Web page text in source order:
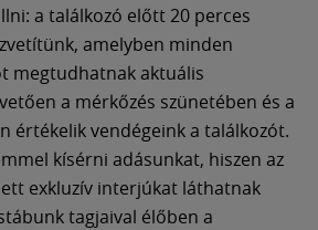
a találkozó előtt 20 perces
amelyben minden
megtudhatnak aktuális
a mérkőzés szünetében és a
értékelik vendégeink a találkozót.
kísérni adásunkat, hiszen az
exkluzív interjúkat láthatnak
tagjaival élőben a